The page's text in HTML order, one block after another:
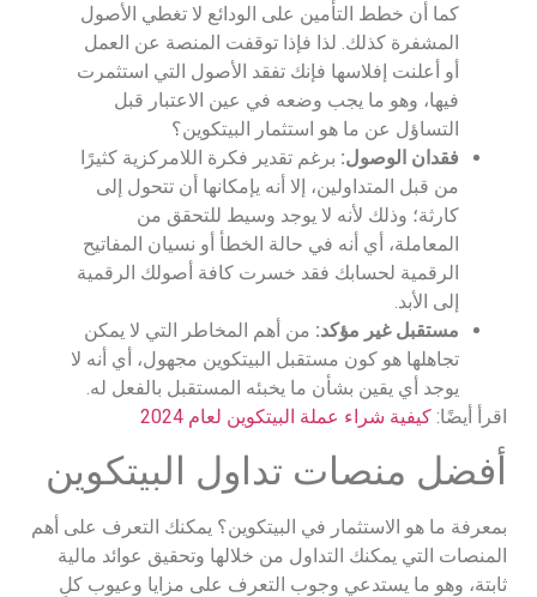
كما أن خطط التأمين على الودائع لا تغطي الأصول
المشفرة كذلك. لذا فإذا توقفت المنصة عن العمل
أو أعلنت إفلاسها فإنك تفقد الأصول التي استثمرت
فيها، وهو ما يجب وضعه في عين الاعتبار قبل
التساؤل عن ما هو استثمار البيتكوين؟
فقدان الوصول: برغم تقدير فكرة اللامركزية كثيرًا
من قبل المتداولين، إلا أنه يإمكانها أن تتحول إلى
كارثة؛ وذلك لأنه لا يوجد وسيط للتحقق من
المعاملة، أي أنه في حالة الخطأ أو نسيان المفاتيح
الرقمية لحسابك فقد خسرت كافة أصولك الرقمية
إلى الأبد.
مستقبل غير مؤكد: من أهم المخاطر التي لا يمكن
تجاهلها هو كون مستقبل البيتكوين مجهول، أي أنه لا
يوجد أي يقين بشأن ما يخبئه المستقبل بالفعل له.
اقرأ أيضًا: كيفية شراء عملة البيتكوين لعام 2024
أفضل منصات تداول البيتكوين
بمعرفة ما هو الاستثمار في البيتكوين؟ يمكنك التعرف على أهم
المنصات التي يمكنك التداول من خلالها وتحقيق عوائد مالية
ثابتة، وهو ما يستدعي وجوب التعرف على مزايا وعيوب كلٍ